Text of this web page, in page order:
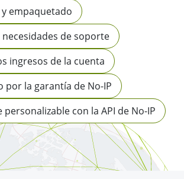
empaquetado
necesidades de soporte
ingresos de la cuenta
por la garantía de No-IP
con la API de No-IP